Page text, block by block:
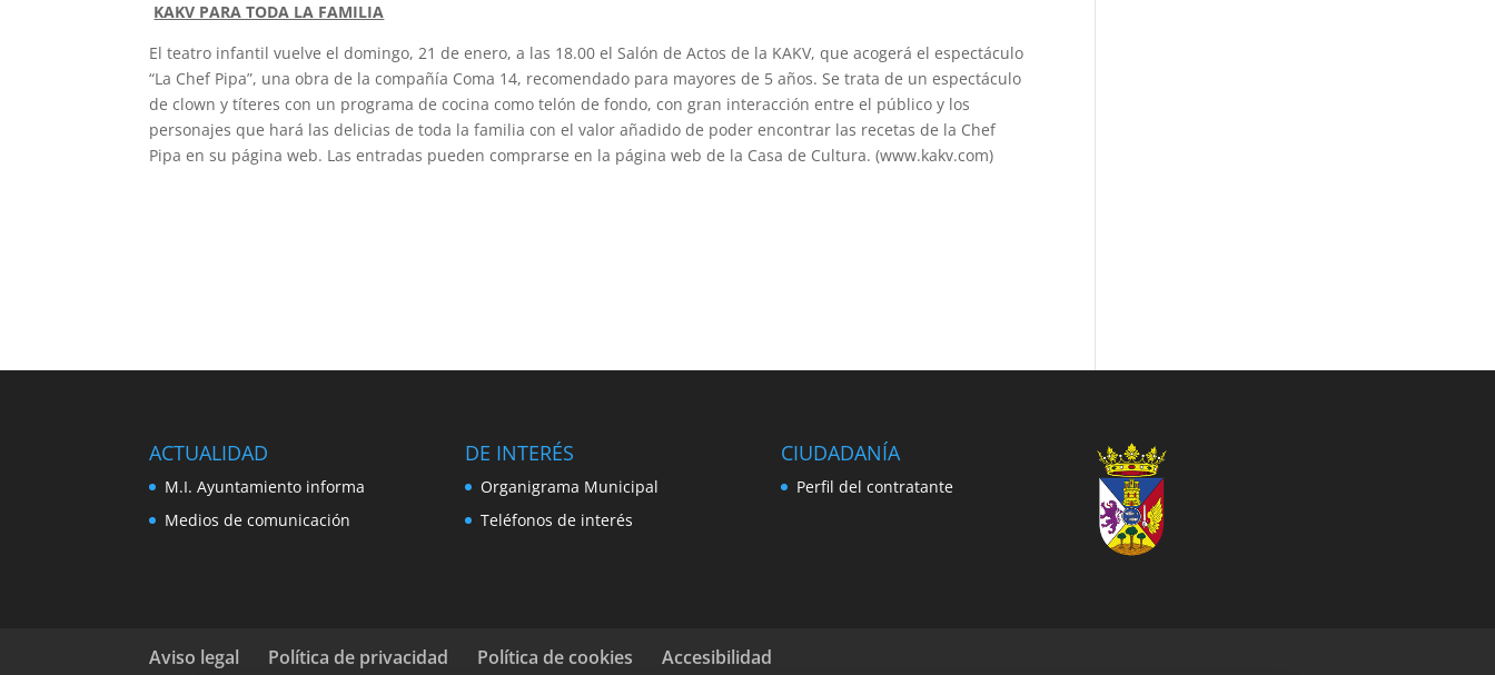
KAKV PARA TODA LA FAMILIA
El teatro infantil vuelve el domingo, 21 de enero, a las 18.00 el Salón de Actos de la KAKV, que acogerá el espectáculo
“La Chef Pipa”, una obra de la compañía Coma 14, recomendado para mayores de 5 años. Se trata de un espectáculo
de clown y títeres con un programa de cocina como telón de fondo, con gran interacción entre el público y los
personajes que hará las delicias de toda la familia con el valor añadido de poder encontrar las recetas de la Chef
Pipa en su página web. Las entradas pueden comprarse en la página web de la Casa de Cultura. (www.kakv.com)
ACTUALIDAD
M.I. Ayuntamiento informa
Medios de comunicación
DE INTERÉS
Organigrama Municipal
Teléfonos de interés
CIUDADANÍA
Perfil del contratante
Aviso legal Política de privacidad Política de cookies Accesibilidad